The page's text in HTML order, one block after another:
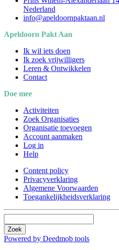
Nederland
info@apeldoornpaktaan.nl
Apeldoorn Pakt Aan
Ik wil iets doen
Ik zoek vrijwilligers
Leren & Ontwikkelen
Contact
Doe mee
Activiteiten
Zoek Organisaties
Organisatie toevoegen
Account aanmaken
Log in
Help
Content policy
Privacyverklaring
Algemene Voorwaarden
Toegankelijkheidsverklaring
Zoek
Powered by Deedmob tools